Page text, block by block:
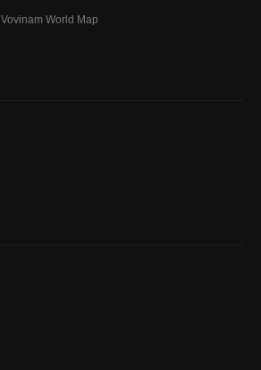
Vovinam World Map